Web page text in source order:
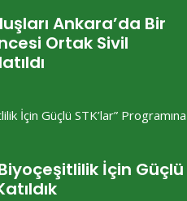
Ankara’da Bir
Ortak Sivil
İçin Güçlü